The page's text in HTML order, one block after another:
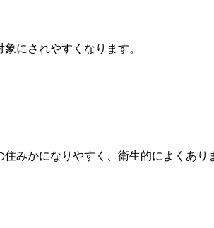
にされやすくなります。
みかになりやすく、衛生的によくあり